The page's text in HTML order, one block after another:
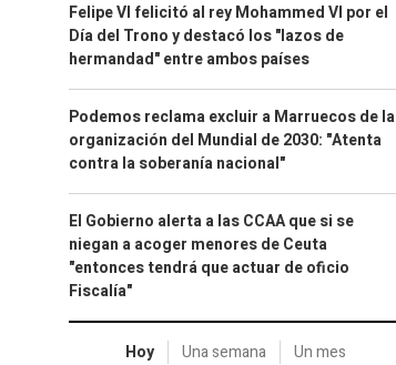
Felipe VI felicitó al rey Mohammed VI por el
Día del Trono y destacó los "lazos de
hermandad" entre ambos países
Podemos reclama excluir a Marruecos de la
organización del Mundial de 2030: "Atenta
contra la soberanía nacional"
El Gobierno alerta a las CCAA que si se
niegan a acoger menores de Ceuta
"entonces tendrá que actuar de oficio
Fiscalía"
Hoy Una semana Un mes